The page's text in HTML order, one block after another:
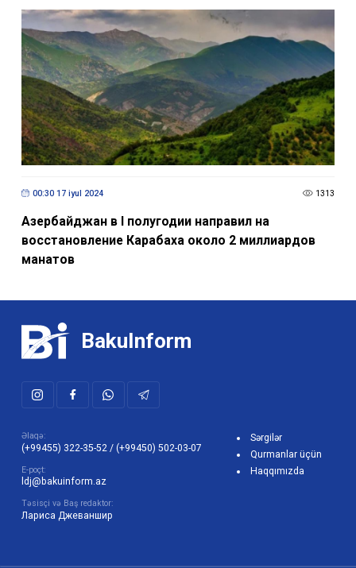
00:30 17 iyul 2024 1313
Азербайджан в I полугодии направил на
восстановление Карабаха около 2 миллиардов
манатов
BakuInform
Əlaqə:
(+99455) 322-35-52 / (+99450) 502-03-07
E-poçt:
ldj@bakuinform.az
Təsisçi və Baş redaktor:
Лариса Джеваншир
Sərgilər
Qurmanlar üçün
Haqqımızda